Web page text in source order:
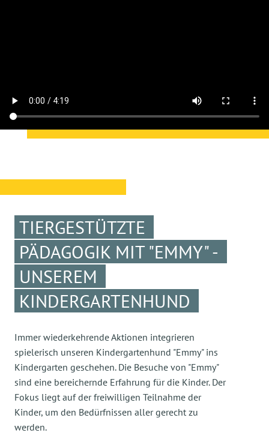
TIERGESTÜTZTE
PÄDAGOGIK MIT "EMMY" -
UNSEREM
KINDERGARTENHUND
Immer wiederkehrende Aktionen integrieren
spielerisch unseren Kindergartenhund "Emmy" ins
Kindergarten geschehen. Die Besuche von "Emmy"
sind eine bereichernde Erfahrung für die Kinder. Der
Fokus liegt auf der freiwilligen Teilnahme der
Kinder, um den Bedürfnissen aller gerecht zu
werden.